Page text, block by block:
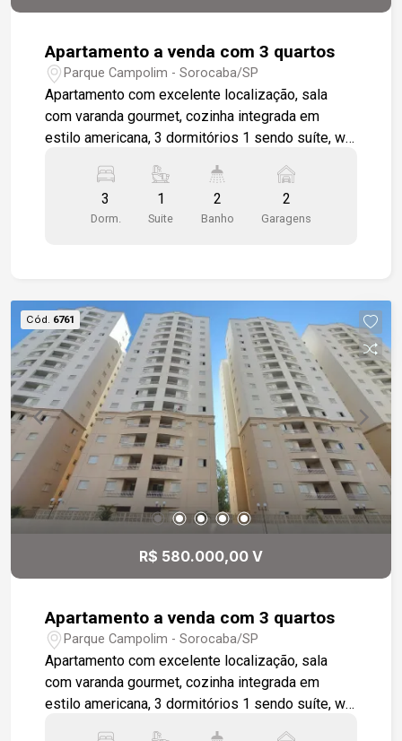
Apartamento a venda com 3 quartos
Parque Campolim - Sorocaba/SP
Apartamento com excelente localização, sala
com varanda gourmet, cozinha integrada em
estilo americana, 3 dormitórios 1 sendo suíte, wc
entregue todo em piso cerâmico padrão, 2 vagas
de garagem cobertas. Condomínio completo para
toda a família. Piscina, churrasqueira coletiva,
3
Dorm.
1
Suite
2
Banho
2
Garagens
Cód. 6761
R$ 580.000,00 V
Apartamento a venda com 3 quartos
Parque Campolim - Sorocaba/SP
Apartamento com excelente localização, sala
com varanda gourmet, cozinha integrada em
estilo americana, 3 dormitórios 1 sendo suíte, wc